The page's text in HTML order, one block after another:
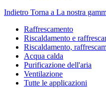
Indietro Torna a La nostra
Raffrescamento
Riscaldamento e
Riscaldamento,
Acqua calda
Purificazione dell'aria
Ventilazione
Tutte le applicazioni